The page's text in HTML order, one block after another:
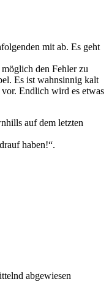
mit ab. Es geht
den Fehler zu
Es ist wahnsinnig kalt
Endlich wird es etwas
auf dem letzten
haben!“.
abgewiesen